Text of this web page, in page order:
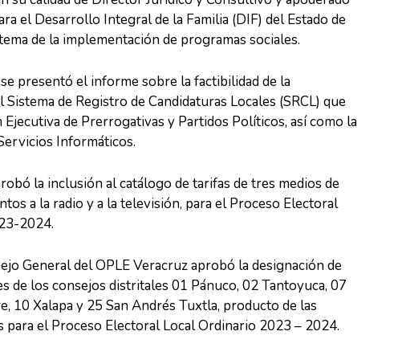
el Desarrollo Integral de la Familia (DIF) del Estado de
de la implementación de programas sociales.
se presentó el informe sobre la factibilidad de la
de Registro de Candidaturas Locales (SRCL) que
de Prerrogativas y Partidos Políticos, así como la
Informáticos.
la inclusión al catálogo de tarifas de tres medios de
a la radio y a la televisión, para el Proceso Electoral
2024.
General del OPLE Veracruz aprobó la designación de
de los consejos distritales 01 Pánuco, 02 Tantoyuca, 07
10 Xalapa y 25 San Andrés Tuxtla, producto de las
para el Proceso Electoral Local Ordinario 2023 – 2024.